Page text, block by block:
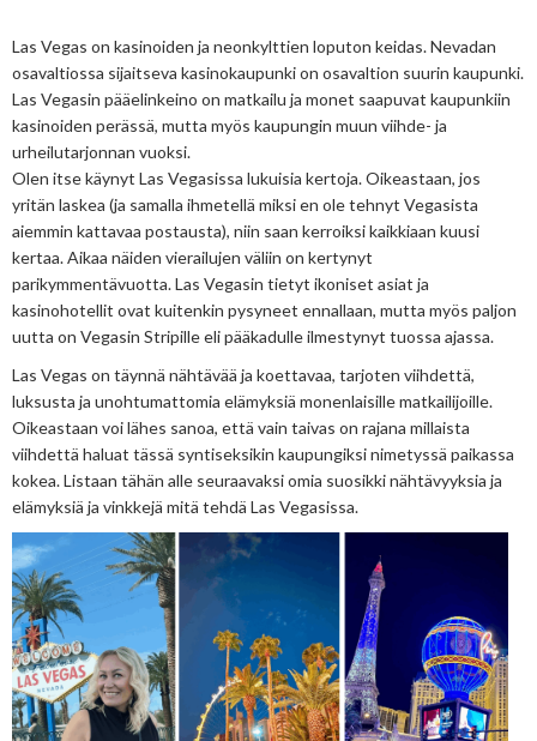
Las Vegas on kasinoiden ja neonkylttien loputon keidas. Nevadan
osavaltiossa sijaitseva kasinokaupunki on osavaltion suurin kaupunki.
Las Vegasin pääelinkeino on matkailu ja monet saapuvat kaupunkiin
kasinoiden perässä, mutta myös kaupungin muun viihde- ja
urheilutarjonnan vuoksi.
Olen itse käynyt Las Vegasissa lukuisia kertoja. Oikeastaan, jos
yritän laskea (ja samalla ihmetellä miksi en ole tehnyt Vegasista
aiemmin kattavaa postausta), niin saan kerroiksi kaikkiaan kuusi
kertaa. Aikaa näiden vierailujen väliin on kertynyt
parikymmentävuotta. Las Vegasin tietyt ikoniset asiat ja
kasinohotellit ovat kuitenkin pysyneet ennallaan, mutta myös paljon
uutta on Vegasin Stripille eli pääkadulle ilmestynyt tuossa ajassa.
Las Vegas on täynnä nähtävää ja koettavaa, tarjoten viihdettä,
luksusta ja unohtumattomia elämyksiä monenlaisille matkailijoille.
Oikeastaan voi lähes sanoa, että vain taivas on rajana millaista
viihdettä haluat tässä syntiseksikin kaupungiksi nimetyssä paikassa
kokea. Listaan tähän alle seuraavaksi omia suosikki nähtävyyksia ja
elämyksiä ja vinkkejä mitä tehdä Las Vegasissa.